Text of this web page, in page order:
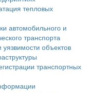
тепловых
автомобильного и
транспорта
объектов
транспортных